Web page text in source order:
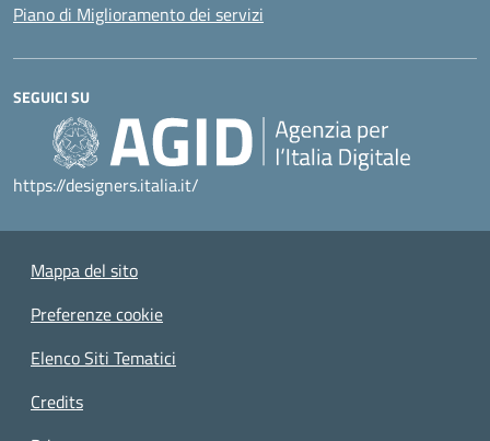
Piano di Miglioramento dei servizi
SEGUICI SU
https://designers.italia.it/
Mappa del sito
Preferenze cookie
Elenco Siti Tematici
Credits